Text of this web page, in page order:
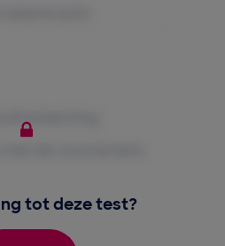
tot deze test?